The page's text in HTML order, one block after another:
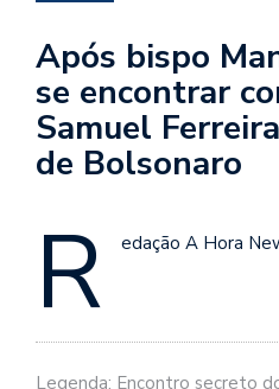
Após bispo
se encontrar
Samuel
de Bolsonaro
R edação A Hora
Legenda: Encontro secreto